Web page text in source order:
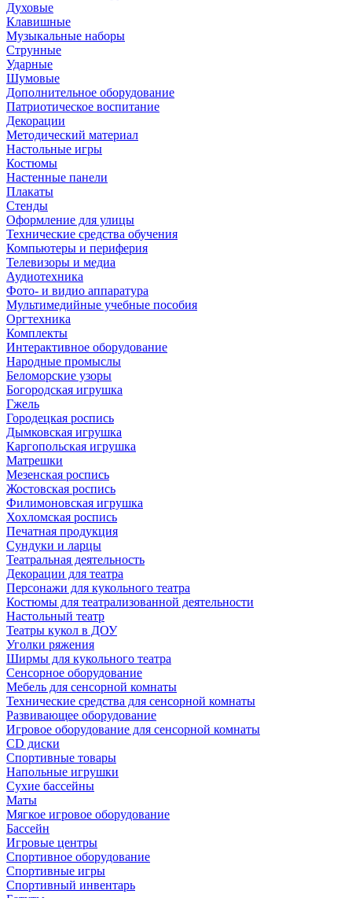
Духовые
Клавишные
Музыкальные наборы
Струнные
Ударные
Шумовые
Дополнительное оборудование
Патриотическое воспитание
Декорации
Методический материал
Настольные игры
Костюмы
Настенные панели
Плакаты
Стенды
Оформление для улицы
Технические средства обучения
Компьютеры и периферия
Телевизоры и медиа
Аудиотехника
Фото- и видио аппаратура
Мультимедийные учебные пособия
Оргтехника
Комплекты
Интерактивное оборудование
Народные промыслы
Беломорские узоры
Богородская игрушка
Гжель
Городецкая роспись
Дымковская игрушка
Каргопольская игрушка
Матрешки
Мезенская роспись
Жостовская роспись
Филимоновская игрушка
Хохломская роспись
Печатная продукция
Сундуки и ларцы
Театральная деятельность
Декорации для театра
Персонажи для кукольного театра
Костюмы для театрализованной деятельности
Настольный театр
Театры кукол в ДОУ
Уголки ряжения
Ширмы для кукольного театра
Сенсорное оборудование
Мебель для сенсорной комнаты
Технические средства для сенсорной комнаты
Развивающее оборудование
Игровое оборудование для сенсорной комнаты
CD диски
Спортивные товары
Напольные игрушки
Сухие бассейны
Маты
Мягкое игровое оборудование
Бассейн
Игровые центры
Спортивное оборудование
Спортивные игры
Спортивный инвентарь